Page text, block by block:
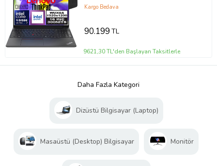
SSD Intel® Aı Boost 16" Wuxga IPS
Bilgisayar 21MA002UTXH07 + Zetta
Kargo Bedava
90.199TL
9621,30 TL'den Başlayan Taksitlerle
Daha Fazla Kategori
Dizüstü Bilgisayar (Laptop)
Masaüstü (Desktop) Bilgisayar Monitör